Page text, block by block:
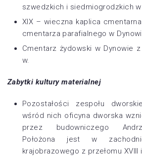
szwedzkich i siedmiogrodzkich w
XIX – wieczna kaplica
cmentarza parafialnego w
Cmentarz żydowski w Dynowie z
w.
Zabytki kultury materialnej
Pozostałości zespołu
wśród nich oficyna dworska
przez budowniczego
Położona jest w
krajobrazowego z przełomu XVIII